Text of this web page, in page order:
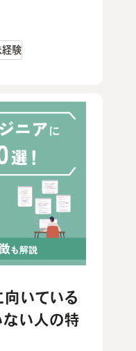
経験
向いている
ない人の特